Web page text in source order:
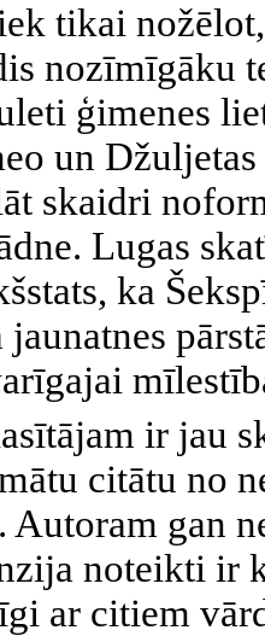
tikai
nozīmīgāku
ģimenes
un
skaidri
Lugas
ka
jaunatnes
ir jau
citātu no
Autoram gan
noteikti ir
ar citiem